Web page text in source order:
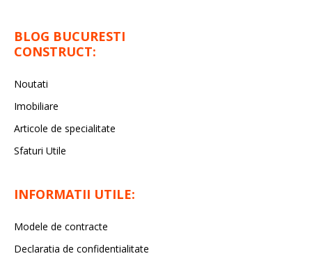
BLOG BUCURESTI
CONSTRUCT:
Noutati
Imobiliare
Articole de specialitate
Sfaturi Utile
INFORMATII UTILE:
Modele de contracte
Declaratia de confidentialitate